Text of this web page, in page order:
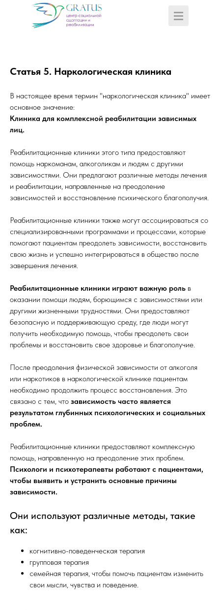
Статья 5. Наркологическая клиника
В настоящее время термин "наркологическая клиника" имеет
основное значение:
Клиника для комплексной реабилитации зависимых
лиц.
Реабилитационные клиники этого типа предоставляют
помощь наркоманам, алкоголикам и людям с другими
зависимостями. Они предлагают различные методы лечения
и реабилитации, направленные на преодоление
зависимостей и восстановление психического благополучия.
Реабилитационные клиники также могут ассоциироваться со
специализированными программами и процессами, которые
помогают пациентам преодолеть зависимости, восстановить
свою жизнь и успешно интегрироваться в общество после
завершения лечения.
Реабилитационные клиники играют важную роль в
оказании помощи людям, борющимся с зависимостями или
другими жизненными трудностями. Они предоставляют
безопасную и поддерживающую среду, где люди могут
получить необходимую помощь, чтобы преодолеть свои
проблемы и восстановить свое здоровье и благополучие.
После преодоления физической зависимости от алкоголя
или наркотиков в наркологической клинике пациентам
необходимо продолжить процесс восстановления. Это
связано с тем, что зависимость часто является
результатом глубинных психологических и социальных
проблем.
Реабилитационные клиники предоставляют комплексную
помощь, направленную на преодоление этих проблем.
Психологи и психотерапевты работают с пациентами,
чтобы выявить и устранить основные причины
зависимости.
Они используют различные методы, такие
как:
когнитивно-поведенческая терапия
групповая терапия
семейная терапия, чтобы помочь пациентам изменить
свои мысли, чувства и поведение.